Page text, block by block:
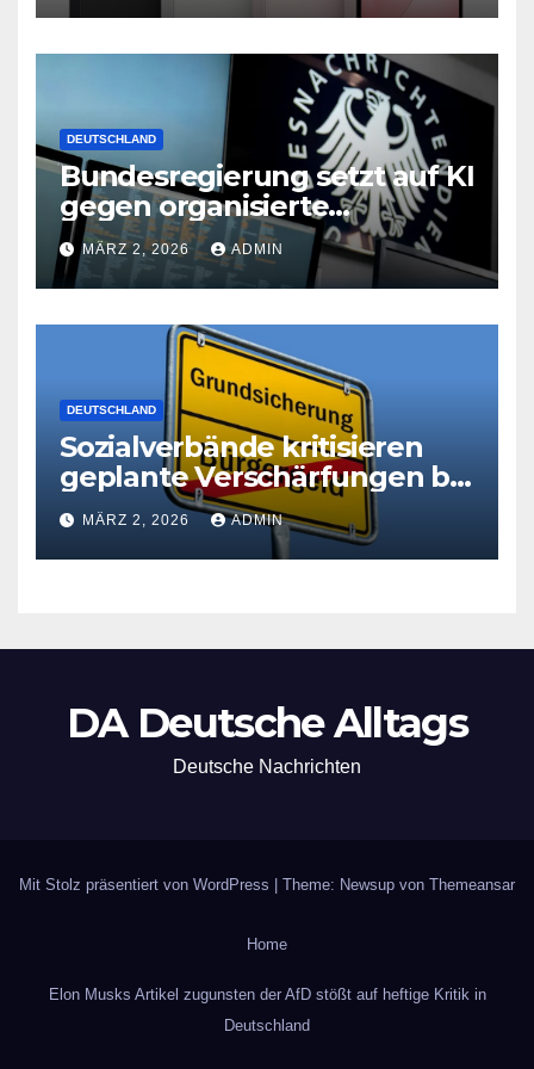
DEUTSCHLAND
Bundesregierung setzt auf KI
gegen organisierte
Kriminalität
MÄRZ 2, 2026 ADMIN
DEUTSCHLAND
Sozialverbände kritisieren
geplante Verschärfungen bei
der Grundsicherung
MÄRZ 2, 2026 ADMIN
DA Deutsche Alltags
Deutsche Nachrichten
Mit Stolz präsentiert von WordPress Theme: Newsup von Themeansar
Home
Elon Musks Artikel zugunsten der AfD stößt auf heftige Kritik in
Deutschland